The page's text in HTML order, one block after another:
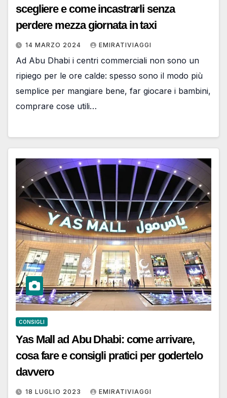
scegliere e come incastrarli senza
perdere mezza giornata in taxi
14 MARZO 2024 EMIRATIVIAGGI
Ad Abu Dhabi i centri commerciali non sono un
ripiego per le ore calde: spesso sono il modo più
semplice per mangiare bene, far giocare i bambini,
comprare cose utili…
CONSIGLI
Yas Mall ad Abu Dhabi: come arrivare,
cosa fare e consigli pratici per godertelo
davvero
18 LUGLIO 2023 EMIRATIVIAGGI